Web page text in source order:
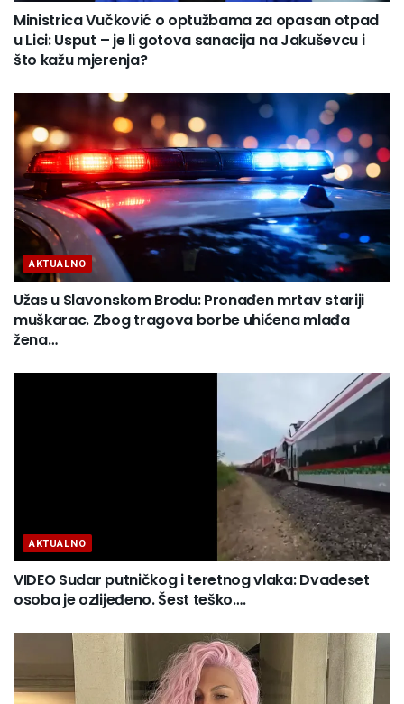
Ministrica Vučković o optužbama za opasan otpad
u Lici: Usput – je li gotova sanacija na Jakuševcu i
što kažu mjerenja?
AKTUALNO
Užas u Slavonskom Brodu: Pronađen mrtav stariji
muškarac. Zbog tragova borbe uhićena mlađa
žena…
AKTUALNO
VIDEO Sudar putničkog i teretnog vlaka: Dvadeset
osoba je ozlijeđeno. Šest teško….